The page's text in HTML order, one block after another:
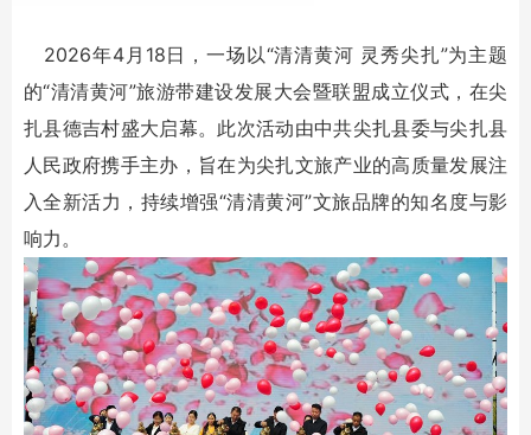
2026年4月18日，一场以“清清黄河 灵秀尖扎”为主题
的“清清黄河”旅游带建设发展大会暨联盟成立仪式，在尖
扎县德吉村盛大启幕。此次活动由中共尖扎县委与尖扎县
人民政府携手主办，旨在为尖扎文旅产业的高质量发展注
入全新活力，持续增强“清清黄河”文旅品牌的知名度与影
响力。